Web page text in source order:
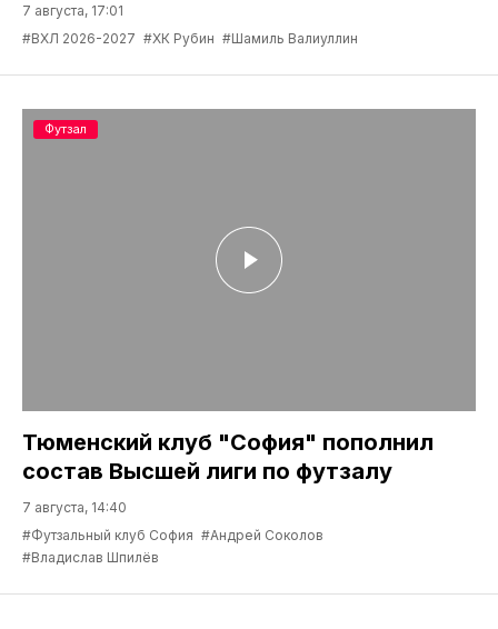
7 августа, 17:01
#ВХЛ 2026-2027 #ХК Рубин #Шамиль Валиуллин
Тюменский клуб "София" пополнил
состав Высшей лиги по футзалу
7 августа, 14:40
#Футзальный клуб София #Андрей Соколов
#Владислав Шпилёв
Футзал